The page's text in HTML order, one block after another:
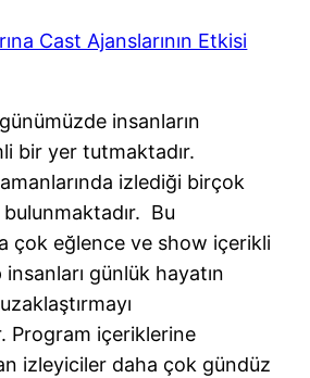
insanların
bir yer tutmaktadır.
izlediği birçok
Bu
çok eğlence ve show içerikli
günlük hayatın
Program içeriklerine
izleyiciler daha çok gündüz